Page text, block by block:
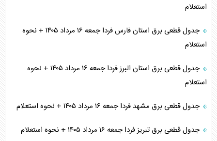
استعلام
جدول قطعی برق استان فارس فردا جمعه ۱۶ مرداد ۱۴۰۵ + نحوه
استعلام
جدول قطعی برق استان البرز فردا جمعه ۱۶ مرداد ۱۴۰۵ + نحوه
استعلام
جدول قطعی برق مشهد فردا جمعه ۱۶ مرداد ۱۴۰۵ + نحوه استعلام
جدول قطعی برق تبریز فردا جمعه ۱۶ مرداد ۱۴۰۵ + نحوه استعلام